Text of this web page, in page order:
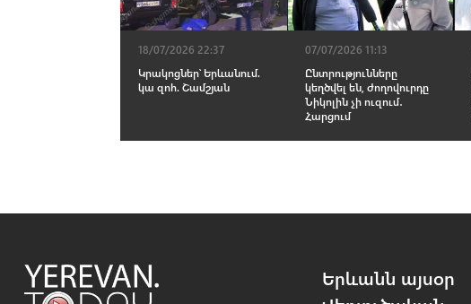
18/07/2026 22:37
Կրակոցներ՝ Երևանում.
կա զոհ. Շամշյան
07/07/2026 11:13
Ընտրությունները
կեղծվել են, ժողովուրդը
Նիկոլին չի ուզում․
Հարցում
Երևանն այսօր